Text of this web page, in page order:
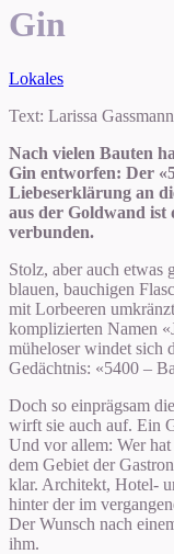
Gin
Lokales
Text: Larissa
Nach vielen Bauten
Gin entworfen: Der
Liebeserklärung an
aus der Goldwand ist
verbunden.
Stolz, aber auch etwas
blauen, bauchigen
mit Lorbeeren
komplizierten Namen
müheloser windet sich
Gedächtnis: «5400 –
Doch so einprägsam
wirft sie auch auf. Ein
Und vor allem: Wer hat
dem Gebiet der
klar. Architekt, Hotel-
hinter der im
Der Wunsch nach
ihm.